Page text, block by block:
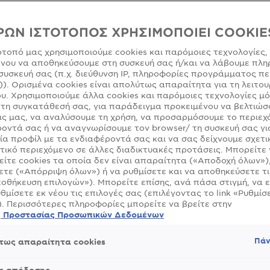
&
Ιουνίου 10, 2025
αλλαγές στο χρώμα των μαλλιών σου αλλά στέκεσαι
που περιέχουν οι «κλασικές»μόνιμες βαφέςγιατί
την ποιότητα της τρίχας, ή αν έχεις ευαίσθητο
σου να αλλάξεις το hair color σου, σου έχουμε νέα:
χρώμα θέλεις γιατί υπάρχει μια τέλεια εναλλακτική
άποψη. Ο λόγος για τημόνιμη βαφή μαλλιών χωρίς
τη δύναμή της από τα έλαια για να δώσει ένα
Αυτό το άλμα στην ανάπτυξη λιγότερο
στις φυσικές θρεπτικές και προστατευτικές ιδιότητες
είναι ιδανικά για την φροντίδα των μαλλιών και την
ΙΣΤΟΤΟΠΟΣ ΧΡΗΣΙΜΟΠΟΙΕΙ
μας χρησιμοποιούμε cookies και παρόμοιες τεχνολογίες,
να αποθηκεύσουμε στη συσκευή σας ή/και να λάβουμε
σας (π.χ. διεύθυνση IP, πληροφορίες προγράμματος
Ορισμένα cookies είναι απολύτως απαραίτητα για τη
Χρησιμοποιούμε άλλα cookies και παρόμοιες τεχνολογίες
συγκατάθεσή σας, για παράδειγμα προκειμένου να
μας, να αναλύσουμε τη χρήση, να προσαρμόσουμε το
σας ή να αναγνωρίσουμε τον browser/ τη συσκευή σας
προφίλ με τα ενδιαφέροντά σας και να σας δείχνουμε
περιεχόμενο σε άλλες διαδικτυακές προτάσεις. Μπορείτε
cookies τα οποία δεν είναι απαραίτητα («Αποδοχή
(«Απόρριψη όλων») ή να ρυθμίσετε και να αποθηκεύσετε
επιλογών»). Μπορείτε επίσης, ανά πάσα στιγμή, να
εκ νέου τις επιλογές σας (επιλέγοντας το link
Περισσότερες πληροφορίες μπορείτε να βρείτε στην
Προστασίας Προσωπικών Δεδομένων
απαραίτητα cookies